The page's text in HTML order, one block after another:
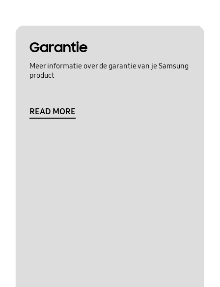
Garantie
Meer informatie over de garantie van je Samsung
product
READ MORE